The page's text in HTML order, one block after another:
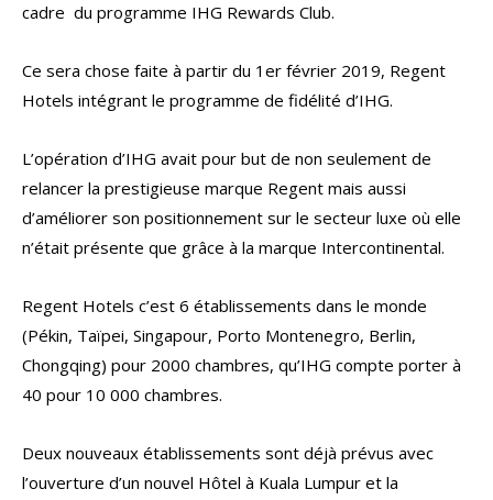
cadre du programme IHG Rewards Club.
Ce sera chose faite à partir du 1er février 2019, Regent
Hotels intégrant le programme de fidélité d’IHG.
L’opération d’IHG avait pour but de non seulement de
relancer la prestigieuse marque Regent mais aussi
d’améliorer son positionnement sur le secteur luxe où elle
n’était présente que grâce à la marque Intercontinental.
Regent Hotels c’est 6 établissements dans le monde
(Pékin, Taïpei, Singapour, Porto Montenegro, Berlin,
Chongqing) pour 2000 chambres, qu’IHG compte porter à
40 pour 10 000 chambres.
Deux nouveaux établissements sont déjà prévus avec
l’ouverture d’un nouvel Hôtel à Kuala Lumpur et la